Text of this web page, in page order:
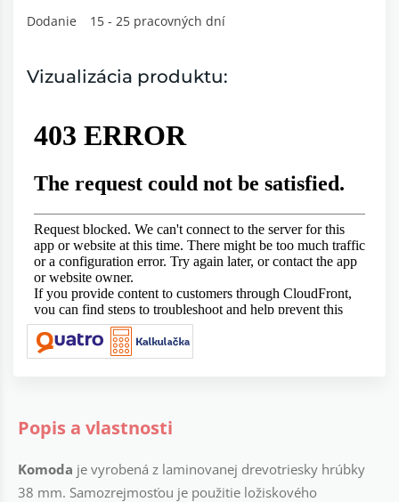
Dodanie 15 - 25 pracovných dní
Vizualizácia produktu:
Popis a vlastnosti
Komoda je vyrobená z laminovanej drevotriesky hrúbky
38 mm. Samozrejmosťou je použitie ložiskového